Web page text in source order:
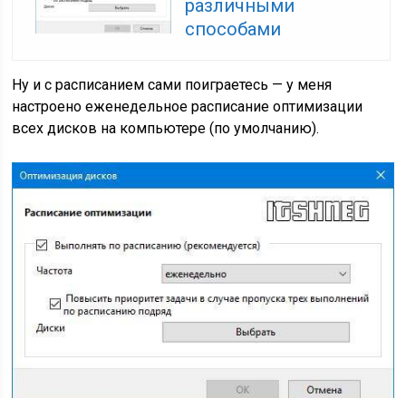
различными
способами
Ну и с расписанием сами поиграетесь — у меня
настроено еженедельное расписание оптимизации
всех дисков на компьютере (по умолчанию).